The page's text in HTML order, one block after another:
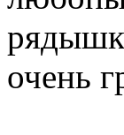
очень